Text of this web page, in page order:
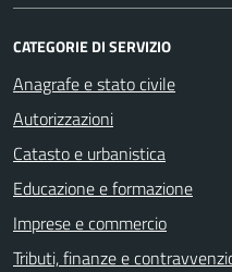
CATEGORIE DI SERVIZIO
Anagrafe e stato civile
Autorizzazioni
Catasto e urbanistica
Educazione e formazione
Imprese e commercio
Tributi, finanze e